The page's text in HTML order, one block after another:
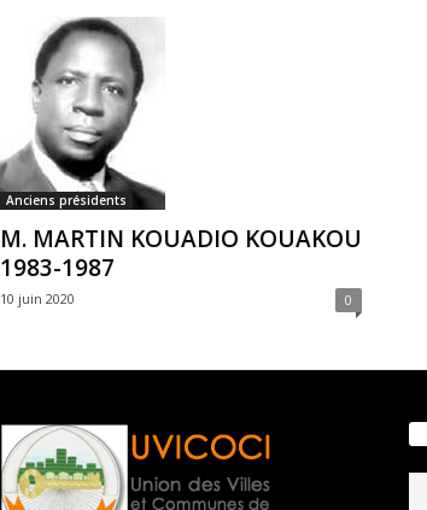
Anciens présidents
M. MARTIN KOUADIO KOUAKOU
1983-1987
10 juin 2020 0